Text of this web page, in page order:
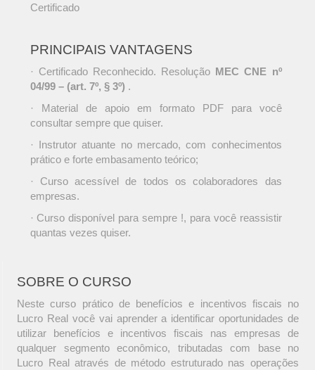
Certificado
PRINCIPAIS VANTAGENS
· Certificado Reconhecido. Resolução MEC CNE nº
04/99 – (art. 7º, § 3º) .
· Material de apoio em formato PDF para você
consultar sempre que quiser.
· Instrutor atuante no mercado, com conhecimentos
prático e forte embasamento teórico;
· Curso acessível de todos os colaboradores das
empresas.
· Curso disponível para sempre !, para você reassistir
quantas vezes quiser.
SOBRE O CURSO
Neste curso prático de benefícios e incentivos fiscais no
Lucro Real você vai aprender a identificar oportunidades de
utilizar benefícios e incentivos fiscais nas empresas de
qualquer segmento econômico, tributadas com base no
Lucro Real através de método estruturado nas operações